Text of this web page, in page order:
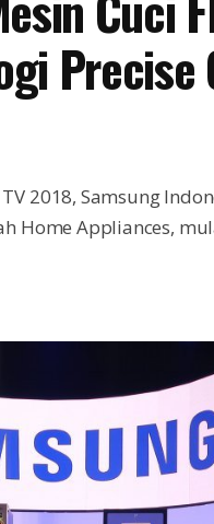
Precise
2018, Samsung
Home Appliances,